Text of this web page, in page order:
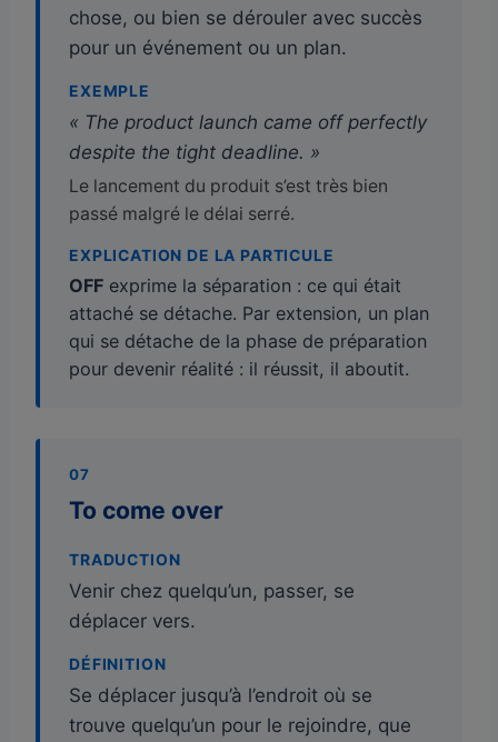
chose, ou bien se dérouler avec succès
pour un événement ou un plan.
EXEMPLE
« The product launch came off perfectly
despite the tight deadline. »
Le lancement du produit s’est très bien
passé malgré le délai serré.
EXPLICATION DE LA PARTICULE
OFF exprime la séparation : ce qui était
attaché se détache. Par extension, un plan
qui se détache de la phase de préparation
pour devenir réalité : il réussit, il aboutit.
07
To come over
TRADUCTION
Venir chez quelqu’un, passer, se
déplacer vers.
DÉFINITION
Se déplacer jusqu’à l’endroit où se
trouve quelqu’un pour le rejoindre, que